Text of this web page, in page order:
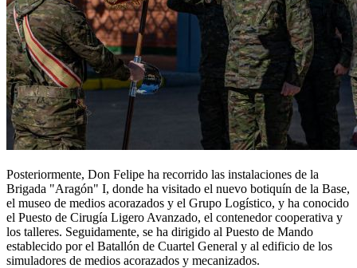
Posteriormente, Don Felipe ha recorrido las instalaciones de la
Brigada "Aragón" I, donde ha visitado el nuevo botiquín de la Base,
el museo de medios acorazados y el Grupo Logístico, y ha conocido
el Puesto de Cirugía Ligero Avanzado, el contenedor cooperativa y
los talleres. Seguidamente, se ha dirigido al Puesto de Mando
establecido por el Batallón de Cuartel General y al edificio de los
simuladores de medios acorazados y mecanizados.